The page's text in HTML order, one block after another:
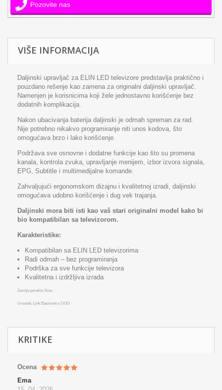
Pozovite nas
VIŠE INFORMACIJA
Daljinski upravljač za ELIN LED televizore predstavlja praktično i
pouzdano rešenje kao zamena za originalni daljinski upravljač.
Namenjen je korisnicima koji žele jednostavno korišćenje bez
dodatnih komplikacija.
Nakon ubacivanja baterija daljinski je odmah spreman za rad.
Nije potrebno nikakvo programiranje niti unos kodova, što
omogućava brzo i lako korišćenje.
Podržava sve osnovne i dodatne funkcije kao što su promena
kanala, kontrola zvuka, upravljanje menijem, izbor izvora signala,
EPG, Subtitle i multimedijalne komande.
Zahvaljujući ergonomskom dizajnu i kvalitetnoj izradi, daljinski
omogućava udobno korišćenje i dug vek trajanja.
Daljinski mora biti isti kao vaš stari originalni model kako bi
bio kompatibilan sa televizorom.
Karakteristike:
Kompatibilan sa ELIN LED televizorima
Radi odmah – bez programiranja
Podrška za sve funkcije televizora
Kvalitetna i izdržljiva izrada
Zemlja porekla: Kina
Uvoznik: Link Electronics DOO
KRITIKE
Ocena
Ema